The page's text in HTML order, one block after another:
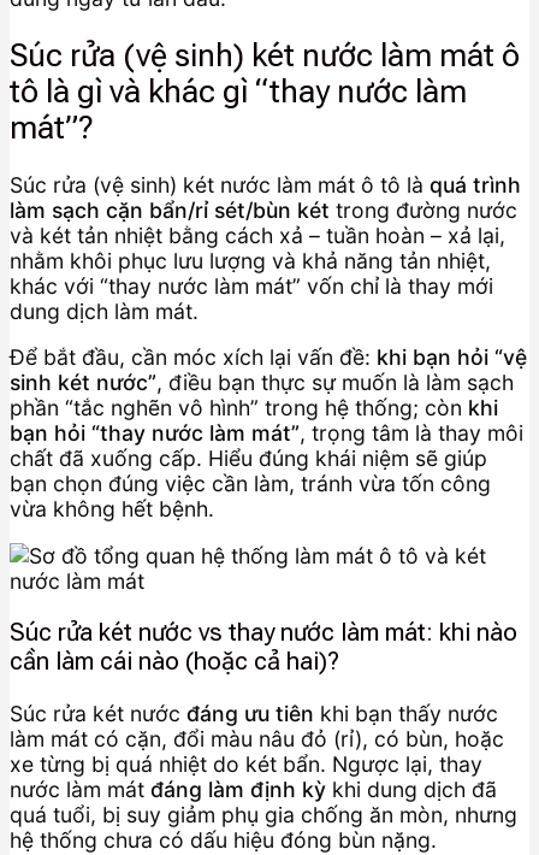
Súc rửa (vệ sinh) két nước làm mát ô
tô là gì và khác gì “thay nước làm
mát”?
Súc rửa (vệ sinh) két nước làm mát ô tô là quá trình
làm sạch cặn bẩn/rỉ sét/bùn két trong đường nước
và két tản nhiệt bằng cách xả – tuần hoàn – xả lại,
nhằm khôi phục lưu lượng và khả năng tản nhiệt,
khác với “thay nước làm mát” vốn chỉ là thay mới
dung dịch làm mát.
Để bắt đầu, cần móc xích lại vấn đề: khi bạn hỏi “vệ
sinh két nước”, điều bạn thực sự muốn là làm sạch
phần “tắc nghẽn vô hình” trong hệ thống; còn khi
bạn hỏi “thay nước làm mát”, trọng tâm là thay môi
chất đã xuống cấp. Hiểu đúng khái niệm sẽ giúp
bạn chọn đúng việc cần làm, tránh vừa tốn công
vừa không hết bệnh.
Súc rửa két nước vs thay nước làm mát: khi nào
cần làm cái nào (hoặc cả hai)?
Súc rửa két nước đáng ưu tiên khi bạn thấy nước
làm mát có cặn, đổi màu nâu đỏ (rỉ), có bùn, hoặc
xe từng bị quá nhiệt do két bẩn. Ngược lại, thay
nước làm mát đáng làm định kỳ khi dung dịch đã
quá tuổi, bị suy giảm phụ gia chống ăn mòn, nhưng
hệ thống chưa có dấu hiệu đóng bùn nặng.